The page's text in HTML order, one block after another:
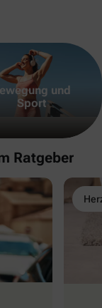
und
Sport
Ratgeber